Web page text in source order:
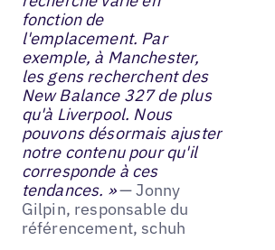
fonction de
l'emplacement. Par
exemple, à Manchester,
les gens recherchent des
New Balance 327 de plus
qu'à Liverpool. Nous
pouvons désormais ajuster
notre contenu pour qu'il
corresponde à ces
tendances. »— Jonny
Gilpin, responsable du
référencement, schuh